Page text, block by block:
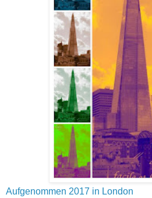
Aufgenommen 2017 in London